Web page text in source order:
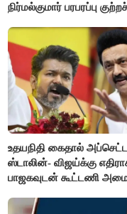
நிர்மல்குமார் பரபரப்பு
உதயநிதி கைதால்
ஸ்டாலின்- விஜய்க்கு
பாஜகவுடன் கூட்டணி